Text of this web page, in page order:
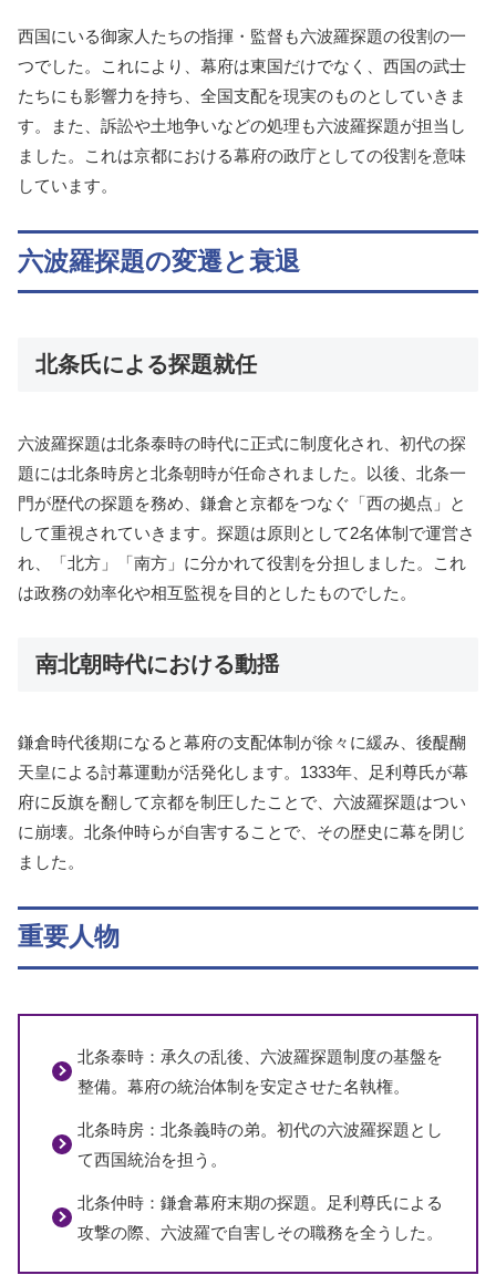
西国にいる御家人たちの指揮・監督も六波羅探題の役割の一
つでした。これにより、幕府は東国だけでなく、西国の武士
たちにも影響力を持ち、全国支配を現実のものとしていきま
す。また、訴訟や土地争いなどの処理も六波羅探題が担当し
ました。これは京都における幕府の政庁としての役割を意味
しています。
六波羅探題の変遷と衰退
北条氏による探題就任
六波羅探題は北条泰時の時代に正式に制度化され、初代の探
題には北条時房と北条朝時が任命されました。以後、北条一
門が歴代の探題を務め、鎌倉と京都をつなぐ「西の拠点」と
して重視されていきます。探題は原則として2名体制で運営さ
れ、「北方」「南方」に分かれて役割を分担しました。これ
は政務の効率化や相互監視を目的としたものでした。
南北朝時代における動揺
鎌倉時代後期になると幕府の支配体制が徐々に緩み、後醍醐
天皇による討幕運動が活発化します。1333年、足利尊氏が幕
府に反旗を翻して京都を制圧したことで、六波羅探題はつい
に崩壊。北条仲時らが自害することで、その歴史に幕を閉じ
ました。
重要人物
北条泰時：承久の乱後、六波羅探題制度の基盤を
整備。幕府の統治体制を安定させた名執権。
北条時房：北条義時の弟。初代の六波羅探題とし
て西国統治を担う。
北条仲時：鎌倉幕府末期の探題。足利尊氏による
攻撃の際、六波羅で自害しその職務を全うした。